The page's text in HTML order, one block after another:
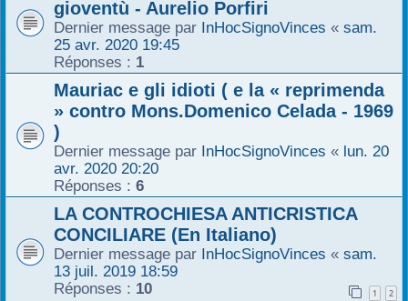
gioventù - Aurelio Porfiri
Dernier message par InHocSignoVinces « sam.
25 avr. 2020 19:45
Réponses : 1
Mauriac e gli idioti ( e la « reprimenda
» contro Mons.Domenico Celada - 1969
)
Dernier message par InHocSignoVinces « lun. 20
avr. 2020 20:20
Réponses : 6
LA CONTROCHIESA ANTICRISTICA
CONCILIARE (En Italiano)
Dernier message par InHocSignoVinces « sam.
13 juil. 2019 18:59
Réponses : 10 1 2